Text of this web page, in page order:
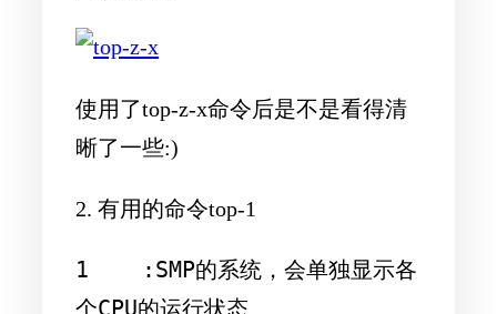
使用了top-z-x命令后是不是看得清
晰了一些:)
2. 有用的命令top-1
1    :SMP的系统，会单独显示各